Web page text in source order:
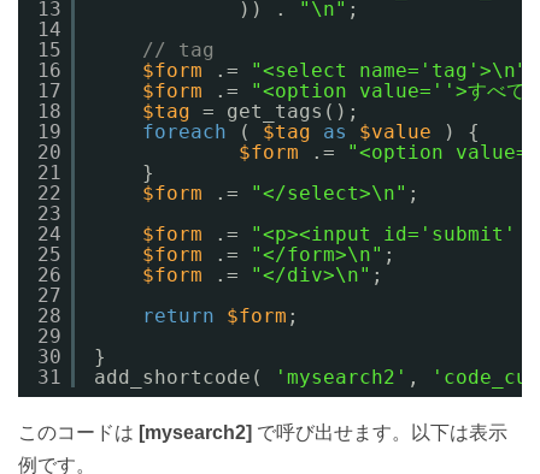
13
14
15
16
17
18
19
20
21
22
23
24
25
26
27
28
29
30
31
)) .
"\n" ;
// tag
$form
.= "<select name='tag'>\n"
$form
.=
"<option value=''>すべて
$tag = get_tags();
foreach
( $tag as $value
) {
$form
.=
"<option
}
$form
.= "</select>\n" ;
$form
.=
"<p><input id='submit'
$form
.= "</form>\n" ;
$form
.= "</div>\n" ;
return
$form ;
}
add_shortcode(
'mysearch2' ,
このコードは [mysearch2] で呼び出せます。以下は表示
例です。